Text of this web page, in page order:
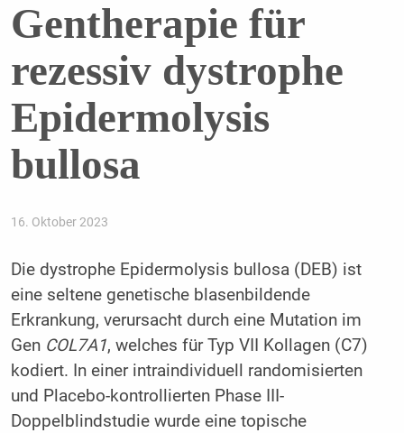
Gentherapie für
rezessiv dystrophe
Epidermolysis
bullosa
16. Oktober 2023
Die dystrophe Epidermolysis bullosa (DEB) ist
eine seltene genetische blasenbildende
Erkrankung, verursacht durch eine Mutation im
Gen COL7A1, welches für Typ VII Kollagen (C7)
kodiert. In einer intraindividuell randomisierten
und Placebo-kontrollierten Phase III-
Doppelblindstudie wurde eine topische